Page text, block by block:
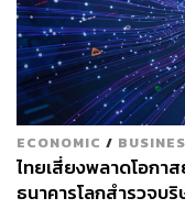
ECONOMIC /
ไทยเสี่ยงพลาดโอกา
ธนาคารโลกสำรวจบ